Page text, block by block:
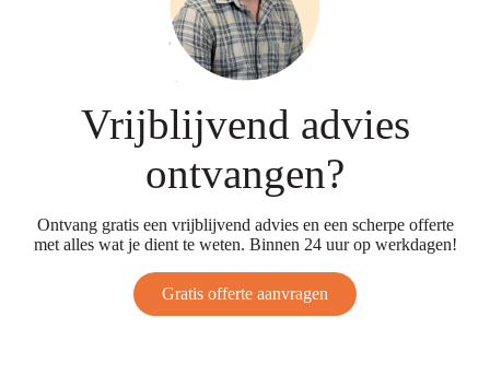
Vrijblijvend advies
ontvangen?
Ontvang gratis een vrijblijvend advies en een scherpe offerte
met alles wat je dient te weten. Binnen 24 uur op werkdagen!
Gratis offerte aanvragen